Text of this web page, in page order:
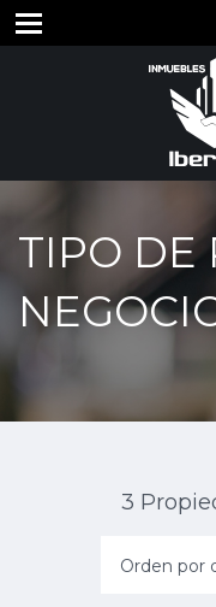
TIPO DE
3
Orden por